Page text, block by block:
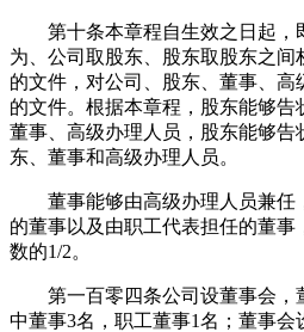
第十条本章程自生效之日起，
为、公司取股东、股东取股东之间
的文件，对公司、股东、董事、高
的文件。根据本章程，股东能够告
董事、高级办理人员，股东能够告
东、董事和高级办理人员。
董事能够由高级办理人员兼任
的董事以及由职工代表担任的董事
数的1/2。
第一百零四条公司设董事会，
中董事3名，职工董事1名；董事会